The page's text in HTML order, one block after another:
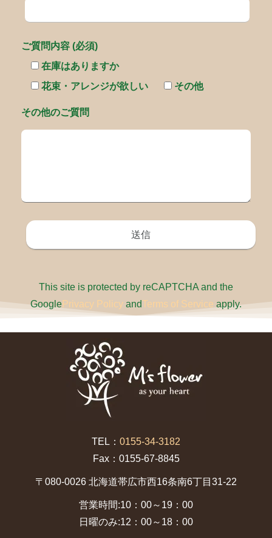
ご質問内容 (必須)
在庫はありますか
花束・アレンジが欲しい
その他
その他のご質問
This site is protected by reCAPTCHA and the
GooglePrivacy Policy andTerms of Service apply.
TEL： 0155-34-3182
Fax：0155-67-8845
〒080-0026 北海道帯広市西16条南6丁目31-22
営業時間:10：00～19：00
日曜のみ:12：00～18：00